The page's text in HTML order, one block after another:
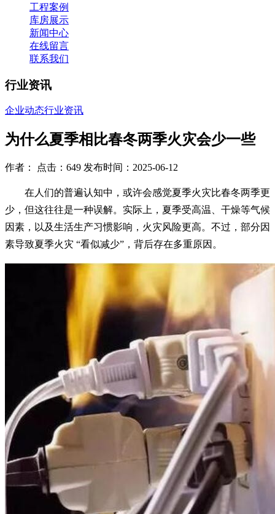
工程案例
库房展示
新闻中心
在线留言
联系我们
行业资讯
企业动态行业资讯
为什么夏季相比春冬两季火灾会少一些
作者： 点击：649 发布时间：2025-06-12
在人们的普遍认知中，或许会感觉夏季火灾比春冬两季更
少，但这往往是一种误解。实际上，夏季受高温、干燥等气候
因素，以及生活生产习惯影响，火灾风险更高。不过，部分因
素导致夏季火灾 “看似减少”，背后存在多重原因。